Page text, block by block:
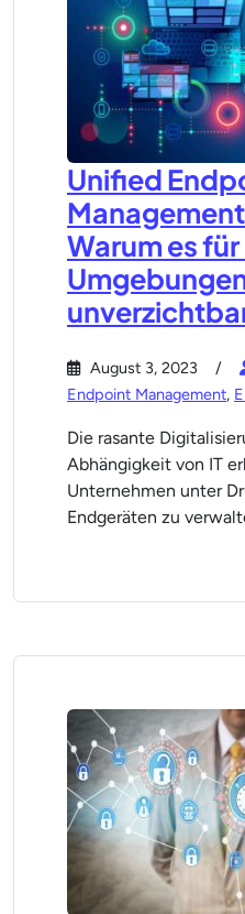
Unified
Warum es
August 3, 2023
Endpoint Management,
Die rasante
Abhängigkeit von IT
Unternehmen unter
Endgeräten zu